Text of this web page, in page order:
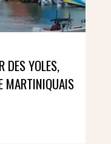
DES YOLES,
MARTINIQUAIS